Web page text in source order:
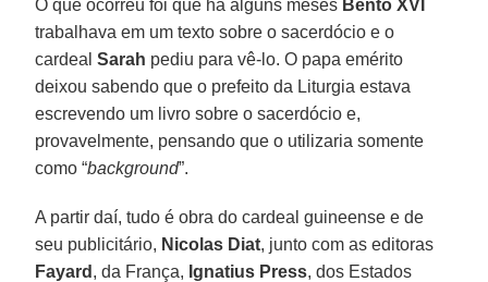
O que ocorreu foi que há alguns meses Bento XVI
trabalhava em um texto sobre o sacerdócio e o
cardealSarah pediu para vê-lo. O papa emérito
deixou sabendo que o prefeito da Liturgia estava
escrevendo um livro sobre o sacerdócio e,
provavelmente, pensando que o utilizaria somente
como “background”.
A partir daí, tudo é obra do cardeal guineense e de
seu publicitário, Nicolas Diat, junto com as editoras
Fayard , da França, Ignatius Press, dos Estados